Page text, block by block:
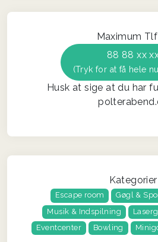
Maximum Tlf
88 88 xx
(Tryk for at få hele
Husk at sige at du har
Kategorier
Escape room Gøgl &
Musik & Indspilning
Eventcenter
Bowling